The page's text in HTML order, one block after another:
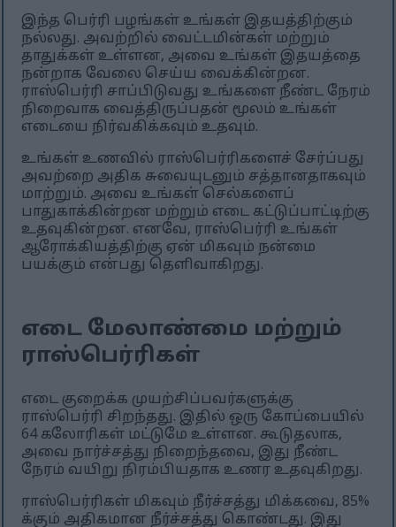
இந்த பெர்ரி பழங்கள் உங்கள் இதயத்திற்கும்
நல்லது. அவற்றில் வைட்டமின்கள் மற்றும்
தாதுக்கள் உள்ளன, அவை உங்கள் இதயத்தை
நன்றாக வேலை செய்ய வைக்கின்றன.
ராஸ்பெர்ரி சாப்பிடுவது உங்களை நீண்ட நேரம்
நிறைவாக வைத்திருப்பதன் மூலம் உங்கள்
எடையை நிர்வகிக்கவும் உதவும்.
உங்கள் உணவில் ராஸ்பெர்ரிகளைச் சேர்ப்பது
அவற்றை அதிக சுவையுடனும் சத்தானதாகவும்
மாற்றும். அவை உங்கள் செல்களைப்
பாதுகாக்கின்றன மற்றும் எடை கட்டுப்பாட்டிற்கு
உதவுகின்றன. எனவே, ராஸ்பெர்ரி உங்கள்
ஆரோக்கியத்திற்கு ஏன் மிகவும் நன்மை
பயக்கும் என்பது தெளிவாகிறது.
எடை மேலாண்மை மற்றும்
ராஸ்பெர்ரிகள்
எடை குறைக்க முயற்சிப்பவர்களுக்கு
ராஸ்பெர்ரி சிறந்தது. இதில் ஒரு கோப்பையில்
64 கலோரிகள் மட்டுமே உள்ளன. கூடுதலாக,
அவை நார்ச்சத்து நிறைந்தவை, இது நீண்ட
நேரம் வயிறு நிரம்பியதாக உணர உதவுகிறது.
ராஸ்பெர்ரிகள் மிகவும் நீர்ச்சத்து மிக்கவை, 85%
க்கும் அதிகமான நீர்ச்சத்து கொண்டது. இது